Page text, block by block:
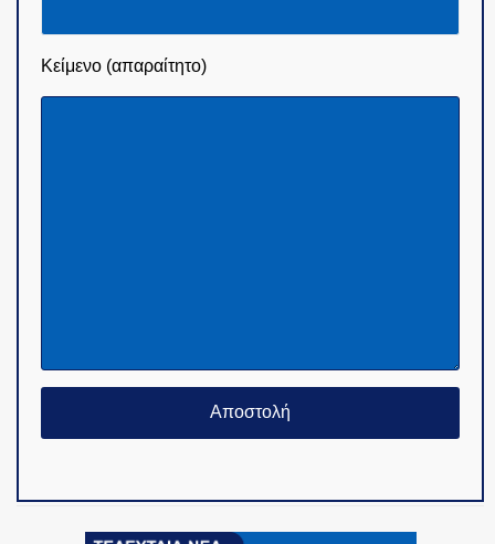
Κείμενο (απαραίτητο)